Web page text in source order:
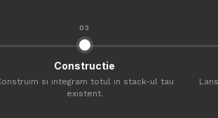
03
Constructie
si integram totul in stack-ul tau
existent.